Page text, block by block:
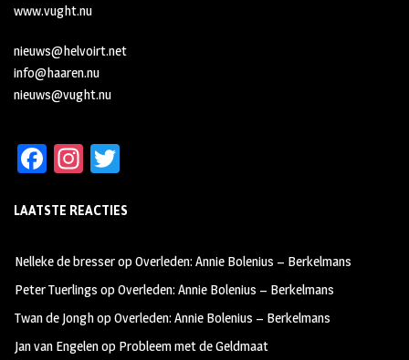
www.vught.nu
nieuws@helvoirt.net
info@haaren.nu
nieuws@vught.nu
Fa
b
oo
k
In
ag
m
tt
LAATSTE REACTIES
Nelleke de bresseropOverleden: Annie Bolenius – Berkelmans
Peter Tuerlings opOverleden: Annie Bolenius – Berkelmans
Twan de JonghopOverleden: Annie Bolenius – Berkelmans
Jan van Engelenop Probleem met de Geldmaat